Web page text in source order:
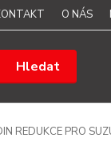
O NÁS
Hledat
REDUKCE PRO